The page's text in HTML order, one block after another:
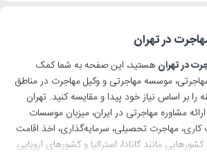
در تهران
در تهران هستید، این صفحه به شما کمک
موسسه مهاجرتی و وکیل مهاجرت در مناطق
را بر اساس نیاز خود پیدا و مقایسه کنید. تهران
مشاوره مهاجرتی در ایران، میزبان موسسات
کاری، مهاجرت تحصیلی، سرمایه‌گذاری، اخذ اقامت
مانند کانادا، استرالیا و کشورهای اروپایی